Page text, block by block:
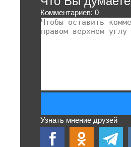
Комментариев: 0
Узнать мнение друзей